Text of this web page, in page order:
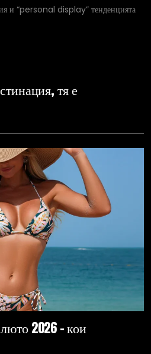
и “personal display” тенденцията
тя е
2026 – кои